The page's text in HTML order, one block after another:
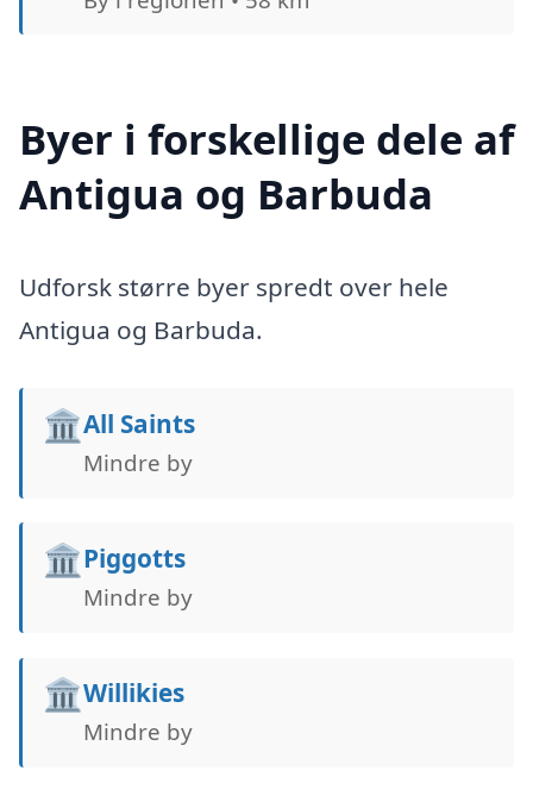
Byer i forskellige dele af
Antigua og Barbuda
Udforsk større byer spredt over hele
Antigua og Barbuda.
🏛️All Saints
Mindre by
🏛️Piggotts
Mindre by
🏛️Willikies
Mindre by